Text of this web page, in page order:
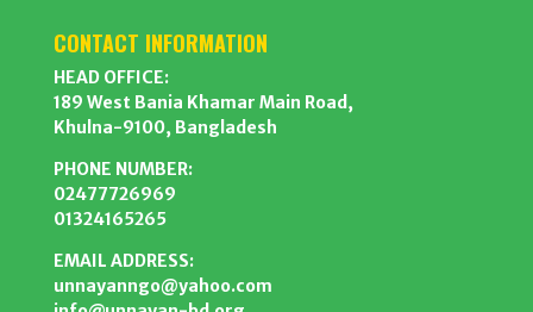
CONTACT INFORMATION
HEAD OFFICE:
189 West Bania Khamar Main Road,
Khulna-9100, Bangladesh
PHONE NUMBER:
02477726969
01324165265
EMAIL ADDRESS:
unnayanngo@yahoo.com